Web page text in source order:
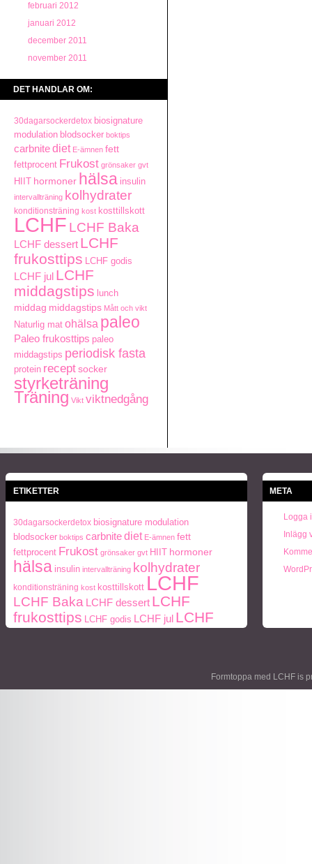
februari 2012
januari 2012
december 2011
november 2011
DET HANDLAR OM:
30dagarsockerdetox biosignature
modulation blodsocker boktips
carbnitediet E-ämnen fett
fettprocent Frukost grönsaker gvt
HIIT hormoner hälsa insulin
intervallträning kolhydrater
konditionsträning kost kosttillskott
LCHF LCHF Baka
LCHF dessert LCHF
frukosttips LCHF godis
LCHF jul LCHF
middagstips lunch
middag middagstips Mått och vikt
Naturlig mat ohälsa paleo
Paleo frukosttips paleo
middagstips periodisk fasta
protein recept socker
styrketräning
Träning Vikt viktnedgång
ETIKETTER
30dagarsockerdetox biosignature modulation
blodsocker boktips carbnitediet E-ämnen fett
fettprocent Frukost grönsaker gvt HIIT hormoner
hälsa insulin intervallträning kolhydrater
konditionsträning kost kosttillskott LCHF
LCHF Baka LCHF dessert LCHF
frukosttips LCHF godis LCHF jul LCHF
middagstips
META
Logga
Inlägg
Formtoppa med LCHF is